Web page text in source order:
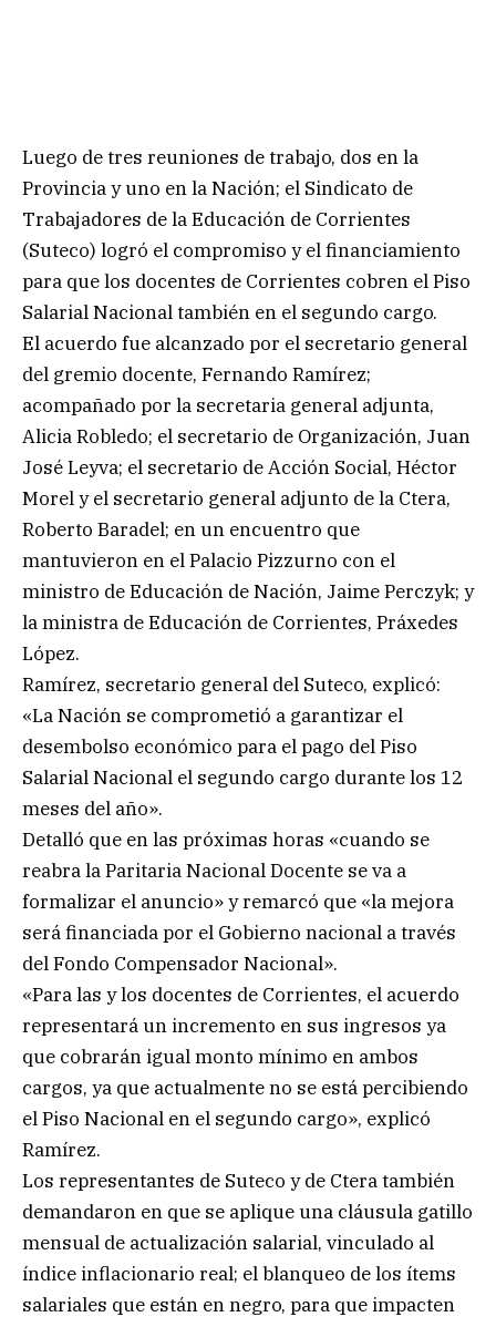
Luego de tres reuniones de trabajo, dos en la
Provincia y uno en la Nación; el Sindicato de
Trabajadores de la Educación de Corrientes
(Suteco) logró el compromiso y el financiamiento
para que los docentes de Corrientes cobren el Piso
Salarial Nacional también en el segundo cargo.
El acuerdo fue alcanzado por el secretario general
del gremio docente, Fernando Ramírez;
acompañado por la secretaria general adjunta,
Alicia Robledo; el secretario de Organización, Juan
José Leyva; el secretario de Acción Social, Héctor
Morel y el secretario general adjunto de la Ctera,
Roberto Baradel; en un encuentro que
mantuvieron en el Palacio Pizzurno con el
ministro de Educación de Nación, Jaime Perczyk; y
la ministra de Educación de Corrientes, Práxedes
López.
Ramírez, secretario general del Suteco, explicó:
«La Nación se comprometió a garantizar el
desembolso económico para el pago del Piso
Salarial Nacional el segundo cargo durante los 12
meses del año».
Detalló que en las próximas horas «cuando se
reabra la Paritaria Nacional Docente se va a
formalizar el anuncio» y remarcó que «la mejora
será financiada por el Gobierno nacional a través
del Fondo Compensador Nacional».
«Para las y los docentes de Corrientes, el acuerdo
representará un incremento en sus ingresos ya
que cobrarán igual monto mínimo en ambos
cargos, ya que actualmente no se está percibiendo
el Piso Nacional en el segundo cargo», explicó
Ramírez.
Los representantes de Suteco y de Ctera también
demandaron en que se aplique una cláusula gatillo
mensual de actualización salarial, vinculado al
índice inflacionario real; el blanqueo de los ítems
salariales que están en negro, para que impacten